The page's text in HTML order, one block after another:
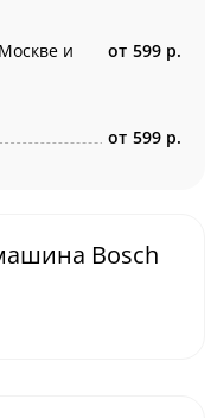
и
от 599 р.
от 599 р.
Bosch